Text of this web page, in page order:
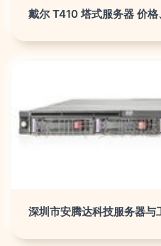
戴尔 T410 塔式服务器 价
深圳市安腾达科技服务器与